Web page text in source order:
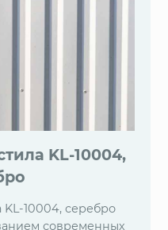
KL-10004,
10004, серебро
современных